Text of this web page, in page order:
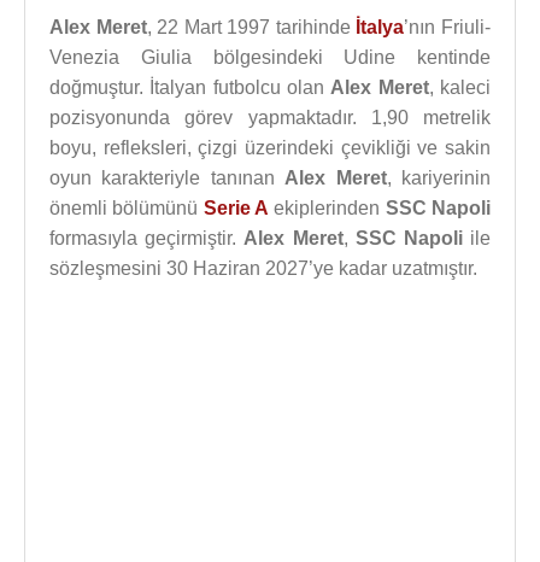
Alex Meret, 22 Mart 1997 tarihinde İtalya’nın Friuli-
Venezia Giulia bölgesindeki Udine kentinde
doğmuştur. İtalyan futbolcu olan Alex Meret, kaleci
pozisyonunda görev yapmaktadır. 1,90 metrelik
boyu, refleksleri, çizgi üzerindeki çevikliği ve sakin
oyun karakteriyle tanınan Alex Meret, kariyerinin
önemli bölümünü Serie A ekiplerinden SSC Napoli
formasıyla geçirmiştir. Alex Meret, SSC Napoliile
sözleşmesini 30 Haziran 2027’ye kadar uzatmıştır.